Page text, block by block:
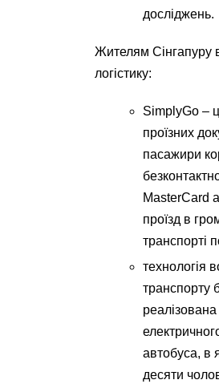
досліджень.
Жителям Сінгапуру
логістику:
SimplyGo –
проїзних
пасажири
MasterCard
проїзд в
транспорті
технологія
транспорту
реалізована
автобуса, в
десяти